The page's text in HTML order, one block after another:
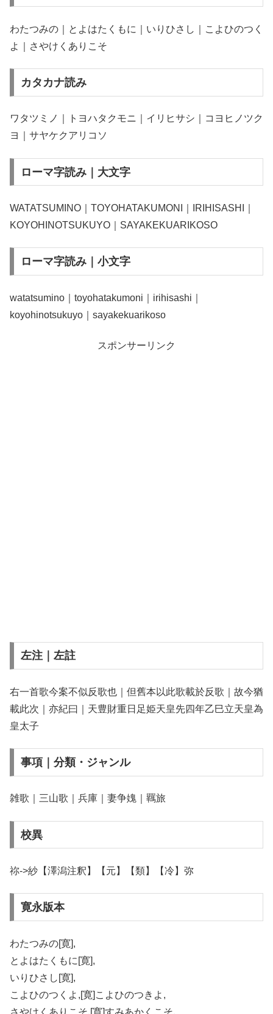
わたつみの｜とよはたくもに｜いりひさし｜こよひのつく
よ｜さやけくありこそ
カタカナ読み
ワタツミノ｜トヨハタクモニ｜イリヒサシ｜コヨヒノツク
ヨ｜サヤケクアリコソ
ローマ字読み｜大文字
WATATSUMINO｜TOYOHATAKUMONI｜IRIHISASHI｜
KOYOHINOTSUKUYO｜SAYAKEKUARIKOSO
ローマ字読み｜小文字
watatsumino｜toyohatakumoni｜irihisashi｜
koyohinotsukuyo｜sayakekuarikoso
スポンサーリンク
左注｜左註
右一首歌今案不似反歌也｜但舊本以此歌載於反歌｜故今猶
載此次｜亦紀曰｜天豊財重日足姫天皇先四年乙巳立天皇為
皇太子
事項｜分類・ジャンル
雑歌｜三山歌｜兵庫｜妻争媿｜羈旅
校異
祢->紗【澤潟注釈】【元】【類】【冷】弥
寛永版本
わたつみの[寛],
とよはたくもに[寛],
いりひさし[寛],
こよひのつくよ,[寛]こよひのつきよ,
さやけくありこそ,[寛]すみあかくこそ,